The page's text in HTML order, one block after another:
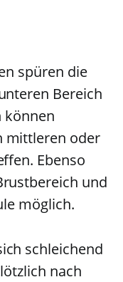
spüren die
Bereich
können
mittleren oder
Ebenso
und
möglich.
schleichend
nach